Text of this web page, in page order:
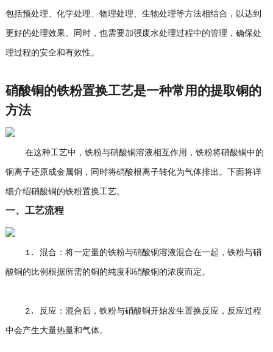
包括预处理、化学处理、物理处理、生物处理等方法相结合，以达到
更好的处理效果。同时，也需要加强废水处理过程中的管理，确保处
理过程的安全和有效性。
硝酸铜的铁粉置换工艺是一种常用的提取铜的
方法
在这种工艺中，铁粉与硝酸铜溶液相互作用，铁粉将硝酸铜中的
铜离子还原成金属铜，同时将硝酸根离子转化为气体排出。下面将详
细介绍硝酸铜的铁粉置换工艺。
一、工艺流程
1. 混合：将一定量的铁粉与硝酸铜溶液混合在一起，铁粉与硝
酸铜的比例根据所需的铜的纯度和硝酸铜的浓度而定。
2. 反应：混合后，铁粉与硝酸铜开始发生置换反应，反应过程
中会产生大量热量和气体。